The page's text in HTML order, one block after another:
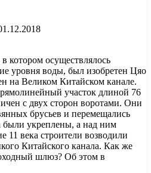
котором осуществлялось
уровня воды, был изобретен Цяо
на Великом Китайском канале.
участок длиной 76
с двух сторон воротами. Они
брусьев и перемещались
были укреплены, а над ним
11 века строители возводили
Китайского канала. Как же
шлюз? Об этом в